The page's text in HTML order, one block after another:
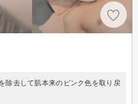
除去して肌本来のピンク色を取り戻